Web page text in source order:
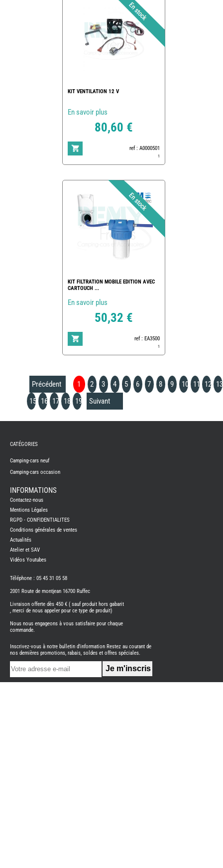
KIT VENTILATION 12 V
En savoir plus
80,60 €
ref : A0000501
1
KIT FILTRATION MOBILE EDITION AVEC
CARTOUCH ...
En savoir plus
50,32 €
ref : EA3500
1
Précédent 1 2 3 4 5 6 7 8 9 10 11 12
13
15
16 17 18 19 Suivant
CAMPING-
NEUFS
CAMPING-
CAMPING-
BENIMAR
CAMPING-
CARADO
CAMPING-
ITINEO
CAMPING-
OCCASION
CARADO
NEUFS
FOURGON
BENIMAR
FOURGON
CATÉGORIES
Camping-cars neuf
Camping-cars occasion
INFORMATIONS
Contactez-nous
Mentions Légales
RGPD - CONFIDENTIALITES
Conditions générales de ventes
Actualités
Atelier et SAV
Vidéos Youtubes
Téléphone : 05 45 31 05 58
2001 Route de montjean 16700 Ruffec
Livraison offerte dès 450 € ( sauf produit hors gabarit
, merci de nous appeler pour ce type de produit)
Nous nous engageons à vous satisfaire pour chaque
commande.
Inscrivez-vous à notre bulletin d'information Restez au courant de
nos dernières promotions, rabais, soldes et offres spéciales.